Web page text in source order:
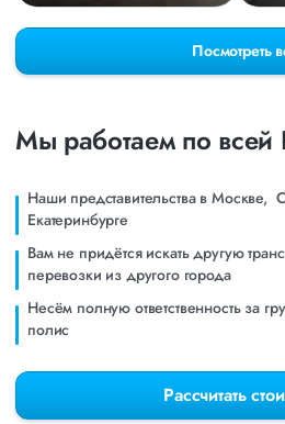
Посмотреть
Мы работаем по всей
Наши представительства в Москве,
Eкатеринбурге
Вам не придётся искать другую
перевозки из другого города
Несём полную ответственность за
полис
Рассчитать